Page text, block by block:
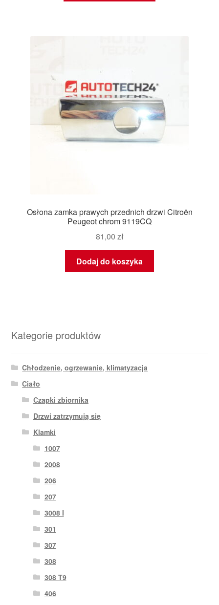
Osłona zamka prawych przednich drzwi Citroën
Peugeot chrom 9119CQ
81,00 zł
Dodaj do koszyka
Kategorie produktów
Chłodzenie, ogrzewanie, klimatyzacja
Ciało
Czapki zbiornika
Drzwi zatrzymują się
Klamki
1007
2008
206
207
3008 I
301
307
308
308 T9
406